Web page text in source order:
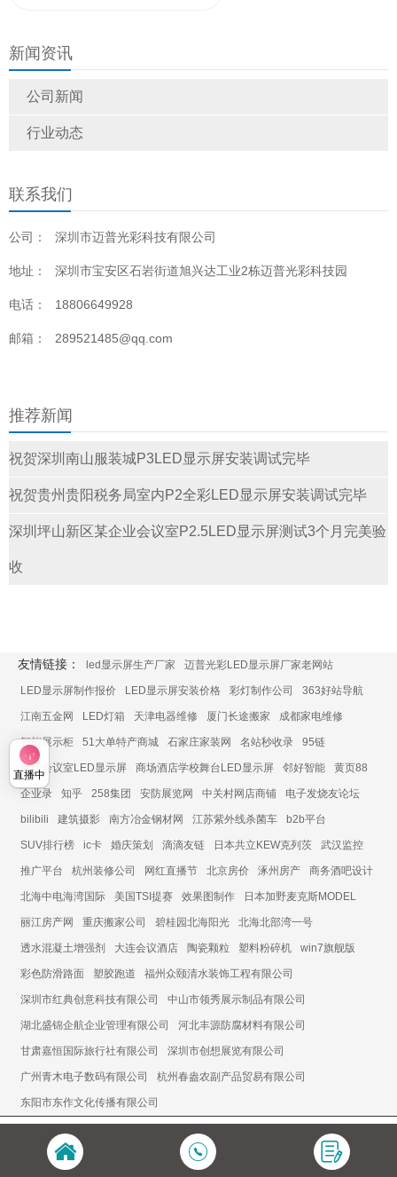
新闻资讯
公司新闻
行业动态
联系我们
公司： 深圳市迈普光彩科技有限公司
地址： 深圳市宝安区石岩街道旭兴达工业2栋迈普光彩科技园
电话： 18806649928
邮箱： 289521485@qq.com
推荐新闻
祝贺深圳南山服装城P3LED显示屏安装调试完毕
祝贺贵州贵阳税务局室内P2全彩LED显示屏安装调试完毕
深圳坪山新区某企业会议室P2.5LED显示屏测试3个月完美验
收
沉浸式体验场景
友情链接： led显示屏生产厂家 迈普光彩LED显示屏厂家老网站
LED显示屏制作报价 LED显示屏安装价格 彩灯制作公司 363好站导航
江南五金网 LED灯箱 天津电器维修 厦门长途搬家 成都家电维修
智能展示柜 51大单特产商城 石家庄家装网 名站秒收录 95链
展厅会议室LED显示屏 商场酒店学校舞台LED显示屏 邻好智能 黄页88
企业录 知乎 258集团 安防展览网 中关村网店商铺 电子发烧友论坛
bilibili 建筑摄影 南方冶金钢材网 江苏紫外线杀菌车 b2b平台
SUV排行榜 ic卡 婚庆策划 滴滴友链 日本共立KEW克列茨 武汉监控
推广平台 杭州装修公司 网红直播节 北京房价 涿州房产 商务酒吧设计
北海中电海湾国际 美国TSI提赛 效果图制作 日本加野麦克斯MODEL
丽江房产网 重庆搬家公司 碧桂园北海阳光 北海北部湾一号
透水混凝土增强剂 大连会议酒店 陶瓷颗粒 塑料粉碎机 win7旗舰版
彩色防滑路面 塑胶跑道 福州众颐清水装饰工程有限公司
深圳市红典创意科技有限公司 中山市领秀展示制品有限公司
湖北盛锦企航企业管理有限公司 河北丰源防腐材料有限公司
甘肃嘉恒国际旅行社有限公司 深圳市创想展览有限公司
广州青木电子数码有限公司 杭州春盎农副产品贸易有限公司
东阳市东作文化传播有限公司
直播中